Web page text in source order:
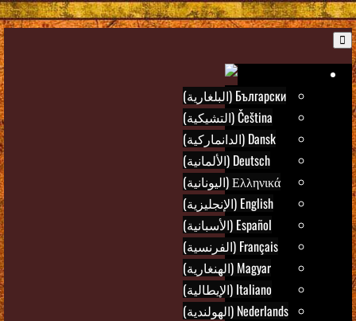
Български (البلغارية)
Čeština (التشيكية)
Dansk (الدانماركية)
Deutsch (الألمانية)
Ελληνικά (اليونانية)
English (الإنجليزية)
Español (الأسبانية)
Français (الفرنسية)
Magyar (الهنغارية)
Italiano (الإيطالية)
Nederlands (الهولندية)